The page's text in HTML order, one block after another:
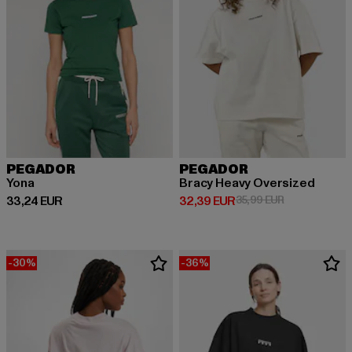
PEGADOR
Yona
33,24 EUR
Derzeitiger Preis: 33,24 EUR
PEGADOR
Bracy Heavy Oversized
32,39 EUR
Derzeitiger Preis: 32,39 EUR
35,99 EURAktionspreis:
-30% -36%